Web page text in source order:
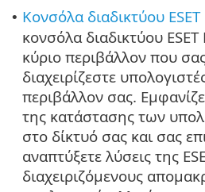
• Κονσόλα διαδικτύου ESET
κονσόλα διαδικτύου ESET
κύριο περιβάλλον που
διαχειρίζεστε
περιβάλλον σας.
της κατάστασης των
στο δίκτυό σας και σας
αναπτύξετε λύσεις της
διαχειριζόμενους